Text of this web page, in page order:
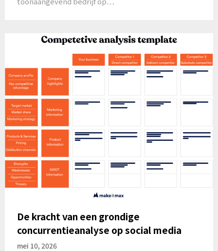
De kracht van een grondige
concurrentieanalyse op social media
mei 10, 2026